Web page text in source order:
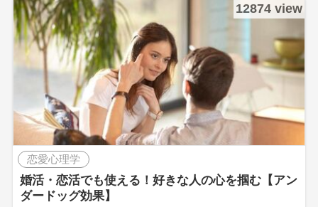
12874 view
恋愛心理学
婚活・恋活でも使える！好きな人の心を掴む【アン
ダードッグ効果】